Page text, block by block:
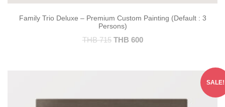
Family Trio Deluxe – Premium Custom Painting (Default : 3
Persons)
THB715 THB 600
SALE!